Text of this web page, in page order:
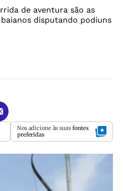
de aventura são as
disputando podiuns
Nos adicione às suas fontes
preferidas